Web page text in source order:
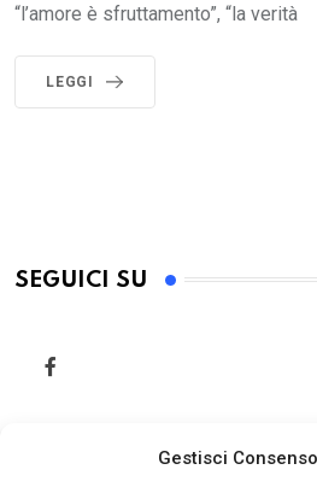
Gestisci
“l’amore è sfruttamento”, “la verità
LEGGI
SEGUICI SU